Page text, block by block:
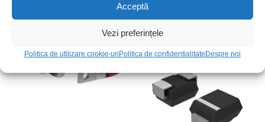
Acceptă
Vezi preferințele
Politica de utilizare cookie-uri Politica de confidentialitate Despre noi
1,50
Stoc epuizat